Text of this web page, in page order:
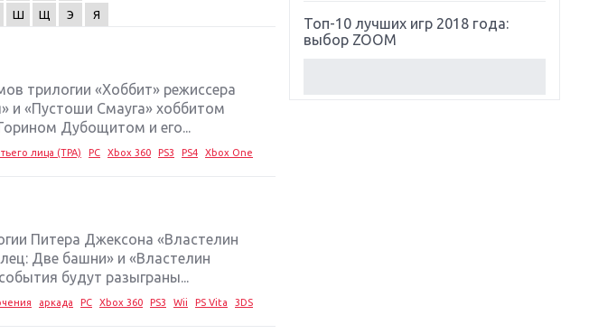
Ш Щ Э Я
трилогии «Хоббит» режиссера
и «Пустоши Смауга» хоббитом
Дубощитом и его...
лица (TPA) PC Xbox 360 PS3 PS4 Xbox One
Питера Джексона «Властелин
Две башни» и «Властелин
будут разыграны...
аркада PC Xbox 360 PS3 Wii PS Vita 3DS
Топ-10 лучших игр 2018 года:
выбор ZOOM